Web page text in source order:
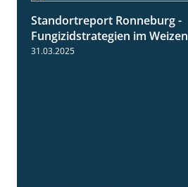
Standortreport Ronneburg -
Fungizidstrategien im Weizen
31.03.2025